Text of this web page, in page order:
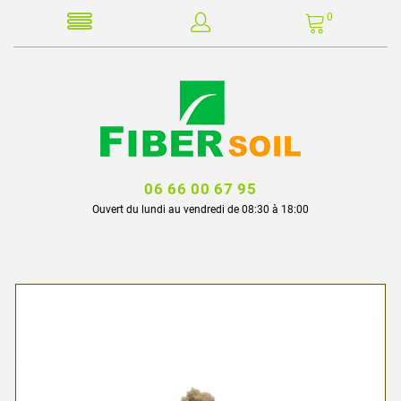
0
06 66 00 67 95
Ouvert du lundi au vendredi de 08:30 à 18:00